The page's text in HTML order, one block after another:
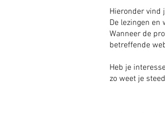
Hieronder vind
De lezingen
Wanneer de
betreffende
Heb je
zo weet je